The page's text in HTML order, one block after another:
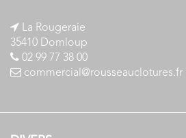
La Rougeraie
35410 Domloup
02 99 77 38 00
commercial@rousseauclotures.fr